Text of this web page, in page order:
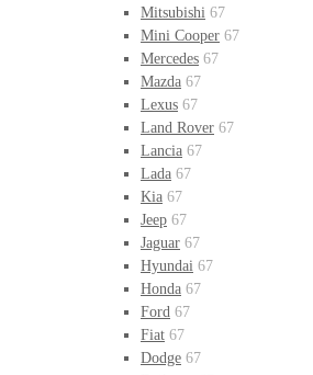
Mitsubishi 67
Mini Cooper 67
Mercedes 67
Mazda 67
Lexus 67
Land Rover 67
Lancia 67
Lada 67
Kia 67
Jeep 67
Jaguar 67
Hyundai 67
Honda 67
Ford 67
Fiat 67
Dodge 67